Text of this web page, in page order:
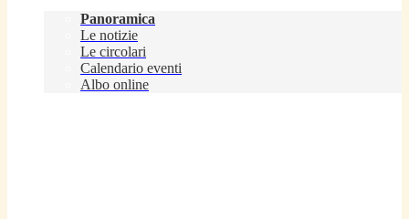
Panoramica
Le notizie
Le circolari
Calendario eventi
Albo online